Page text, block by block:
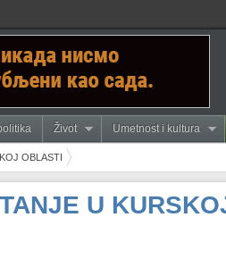
Život Umetnost i kultura
OBLASTI
U